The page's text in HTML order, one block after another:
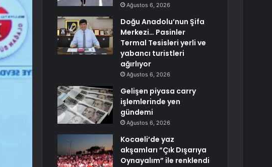
Ağustos 6, 2026
Doğu Anadolu’nun Şifa
Merkezi… Pasinler
Termal Tesisleri yerli ve
yabancı turistleri
ağırlıyor
Ağustos 6, 2026
Gelişen piyasa carry
işlemlerinde yen
gündemi
Ağustos 6, 2026
Kocaeli’de yaz
akşamları “Çık Dışarıya
Oynayalım” ile renklendi